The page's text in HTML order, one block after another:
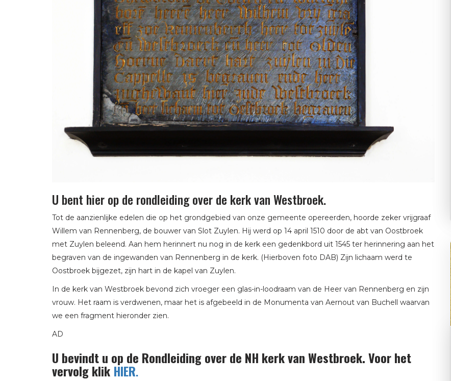
U bent hier op de rondleiding over de kerk van Westbroek.
Tot de aanzienlijke edelen die op het grondgebied van onze gemeente opereerden, hoorde zeker vrijgraaf
Willem van Rennenberg, de bouwer van Slot Zuylen. Hij werd op 14 april 1510 door de abt van Oostbroek
met Zuylen beleend. Aan hem herinnert nu nog in de kerk een gedenkbord uit 1545 ter herinnering aan het
begraven van de ingewanden van Rennenberg in de kerk. (Hierboven foto DAB) Zijn lichaam werd te
Oostbroek bijgezet, zijn hart in de kapel van Zuylen.
In de kerk van Westbroek bevond zich vroeger een glas-in-loodraam van de Heer van Rennenberg en zijn
vrouw. Het raam is verdwenen, maar het is afgebeeld in de Monumenta van Aernout van Buchell waarvan
we een fragment hieronder zien.
AD
U bevindt u op de Rondleiding over de NH kerk van Westbroek. Voor het
vervolg klik HIER.